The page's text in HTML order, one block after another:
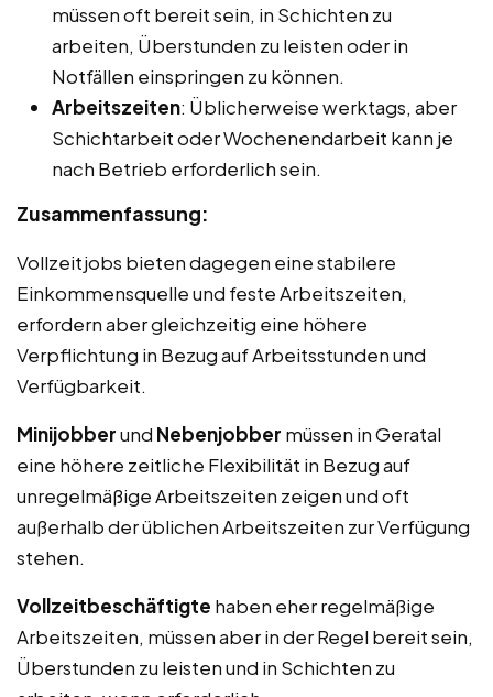
müssen oft bereit sein, in Schichten zu
arbeiten, Überstunden zu leisten oder in
Notfällen einspringen zu können.
Arbeitszeiten: Üblicherweise werktags, aber
Schichtarbeit oder Wochenendarbeit kann je
nach Betrieb erforderlich sein.
Zusammenfassung:
Vollzeitjobs bieten dagegen eine stabilere
Einkommensquelle und feste Arbeitszeiten,
erfordern aber gleichzeitig eine höhere
Verpflichtung in Bezug auf Arbeitsstunden und
Verfügbarkeit.
Minijobberund Nebenjobber müssen in Geratal
eine höhere zeitliche Flexibilität in Bezug auf
unregelmäßige Arbeitszeiten zeigen und oft
außerhalb der üblichen Arbeitszeiten zur Verfügung
stehen.
Vollzeitbeschäftigte haben eher regelmäßige
Arbeitszeiten, müssen aber in der Regel bereit sein,
Überstunden zu leisten und in Schichten zu